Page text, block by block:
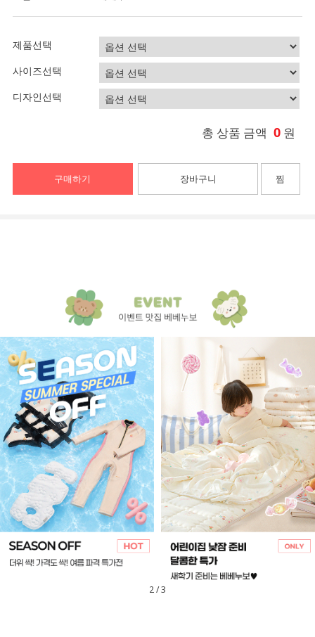
제품선택
사이즈선택
디자인선택
총 상품 금액 0 원
구매하기 장바구니 찜
3/3